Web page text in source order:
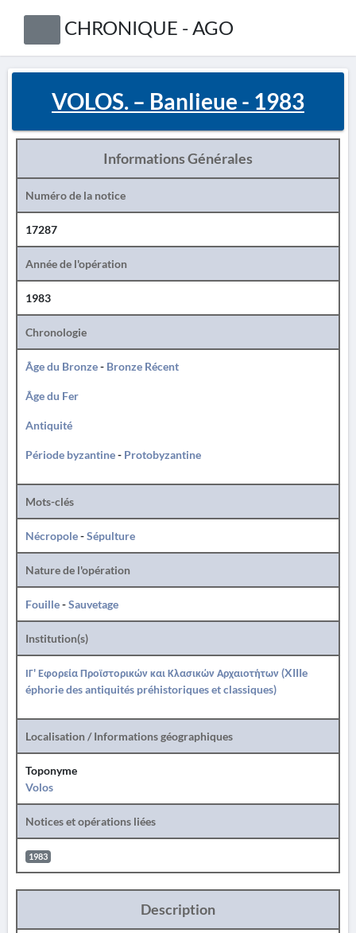
CHRONIQUE - AGO
VOLOS. – Banlieue - 1983
Informations Générales
Numéro de la notice
17287
Année de l'opération
1983
Chronologie
Âge du Bronze- Bronze Récent
Âge du Fer
Antiquité
Période byzantine- Protobyzantine
Mots-clés
Nécropole-Sépulture
Nature de l'opération
Fouille-Sauvetage
Institution(s)
ΙΓ' Εφορεία Προϊστορικών και Κλασικών Αρχαιοτήτων (XIIIe
éphorie des antiquités préhistoriques et classiques)
Localisation / Informations géographiques
Toponyme
Volos
Notices et opérations liées
1983
Description